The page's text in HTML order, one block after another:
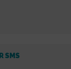
SMS